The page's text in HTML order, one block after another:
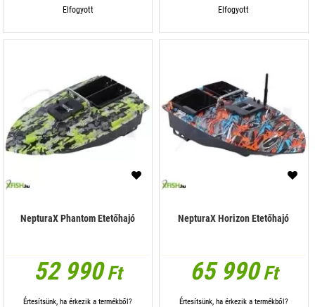
Elfogyott Elfogyott
NepturaX Phantom Etetőhajó
52 990Ft
Értesítsünk, ha érkezik a termékből?
NepturaX Horizon Etetőhajó
65 990Ft
Értesítsünk, ha érkezik a termékből?